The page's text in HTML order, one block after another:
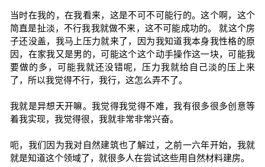
当时在我的，在我看来，这是不可不可能行的。这个啊，这个
简直是扯淡，不行我我就做不来，这不可能成功的。 就这个房
子还没盖，我马上压力就来了，因为我知道我本身我性格的原
因，在家我又是男的，可能这个这个动手操作这一块，可能我
要做的多，可能我就还没错呢，压力我就给自己淡的压上来
了，所以我觉得不行，我行，这怎么弄不了。
我就是异想天开嘛。我觉得我觉得不难，我有很多很多创意等
着我实现，我觉得很，我就非常非常兴奋。
呃，我们因为我对自然建筑也了解过，之前一六年开始，我就
就是知道这个领域了，就很多人在尝试这些用自然材料建房。